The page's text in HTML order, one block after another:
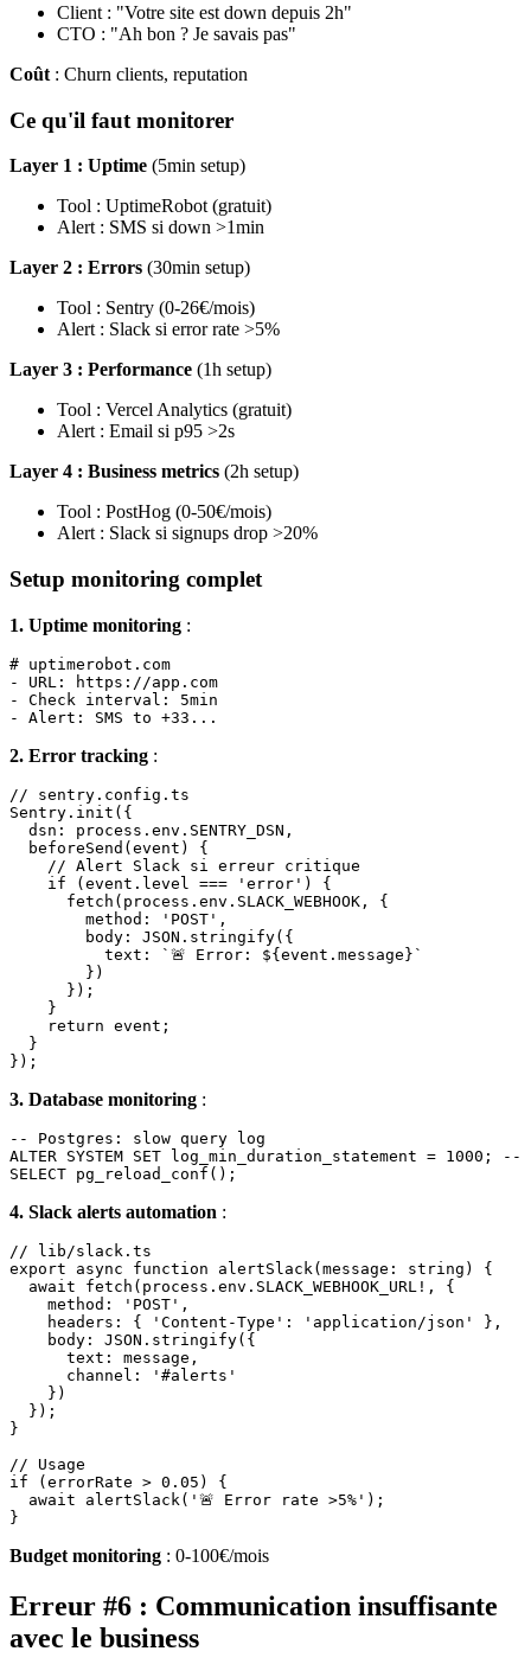
Client : "Votre site est down depuis 2h"
CTO : "Ah bon ? Je savais pas"
Coût : Churn clients, reputation
Ce qu'il faut monitorer
Layer 1 : Uptime (5min setup)
Tool : UptimeRobot (gratuit)
Alert : SMS si down >1min
Layer 2 : Errors (30min setup)
Tool : Sentry (0-26€/mois)
Alert : Slack si error rate >5%
Layer 3 : Performance (1h setup)
Tool : Vercel Analytics (gratuit)
Alert : Email si p95 >2s
Layer 4 : Business metrics (2h setup)
Tool : PostHog (0-50€/mois)
Alert : Slack si signups drop >20%
Setup monitoring complet
1. Uptime monitoring :
# uptimerobot.com
- URL: https://app.com
- Check interval: 5min
2. Error tracking :
// sentry.config.ts
Sentry.init({
  dsn: process.env.SENTRY_DSN,
  beforeSend(event) {
    // Alert Slack si erreur critique
    if (event.level === 'error') {
      fetch(process.env.SLACK_WEBHOOK, {
        method: 'POST',
        body: JSON.stringify({
          text: `🚨 Error: ${event.message}`
        })
      });
    }
    return event;
  }
3. Database monitoring :
-- Postgres: slow query log
ALTER SYSTEM SET log_min_duration_statement = 1000; --
4. Slack alerts automation :
// lib/slack.ts
export async function alertSlack(message: string) {
  await fetch(process.env.SLACK_WEBHOOK_URL!, {
    method: 'POST',
    headers: { 'Content-Type': 'application/json' },
    body: JSON.stringify({
      text: message,
      channel: '#alerts'
    })
  });
}
// Usage
if (errorRate > 0.05) {
  await alertSlack('🚨 Error rate >5%');
Budget monitoring : 0-100€/mois
Erreur #6 : Communication insuffisante
avec le business